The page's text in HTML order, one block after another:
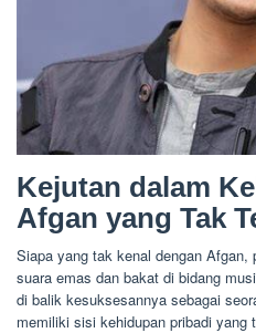
Kejutan dalam
Afgan yang Tak
Siapa yang tak kenal dengan
suara emas dan bakat di bidang
di balik kesuksesannya sebagai
memiliki sisi kehidupan pribadi yang